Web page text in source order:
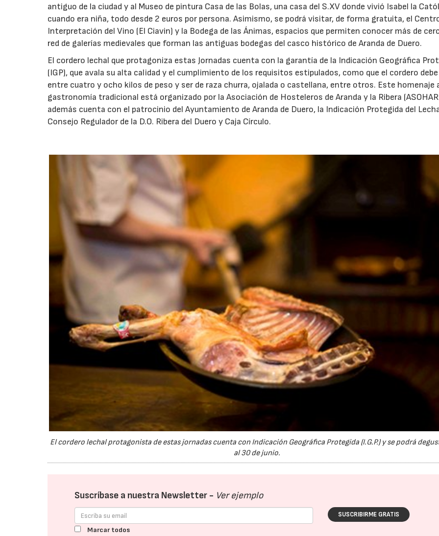
antiguo de la ciudad y al Museo de pintura Casa de las Bolas, una casa del S.XV donde vivió Isabel la
cuando era niña, todo desde 2 euros por persona. Asimismo, se podrá visitar, de forma gratuita, el
Interpretación del Vino (El Ciavin) y la Bodega de las Ánimas, espacios que permiten conocer más de
red de galerías medievales que forman las antiguas bodegas del casco histórico de Aranda de Duero.
El cordero lechal que protagoniza estas Jornadas cuenta con la garantía de la Indicación Geográfica
(IGP), que avala su alta calidad y el cumplimiento de los requisitos estipulados, como que el cordero
entre cuatro y ocho kilos de peso y ser de raza churra, ojalada o castellana, entre otros. Este homenaje
gastronomía tradicional está organizado por la Asociación de Hosteleros de Aranda y la Ribera
además cuenta con el patrocinio del Ayuntamiento de Aranda de Duero, la Indicación Protegida del
Consejo Regulador de la D.O. Ribera del Duero y Caja Círculo.
El cordero lechal protagonista de estas jornadas cuenta con Indicación Geográfica Protegida (I.G.P.) y se podrá
al 30 de junio.
Suscríbase a nuestra Newsletter - Ver ejemplo
SUSCRIBIRME GRATIS
Marcar todos